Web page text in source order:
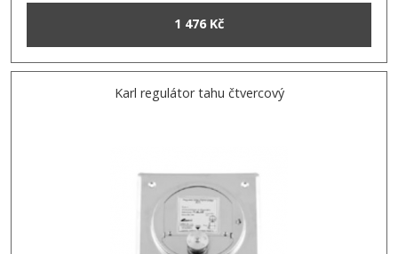
1 476 Kč
Karl regulátor tahu čtvercový